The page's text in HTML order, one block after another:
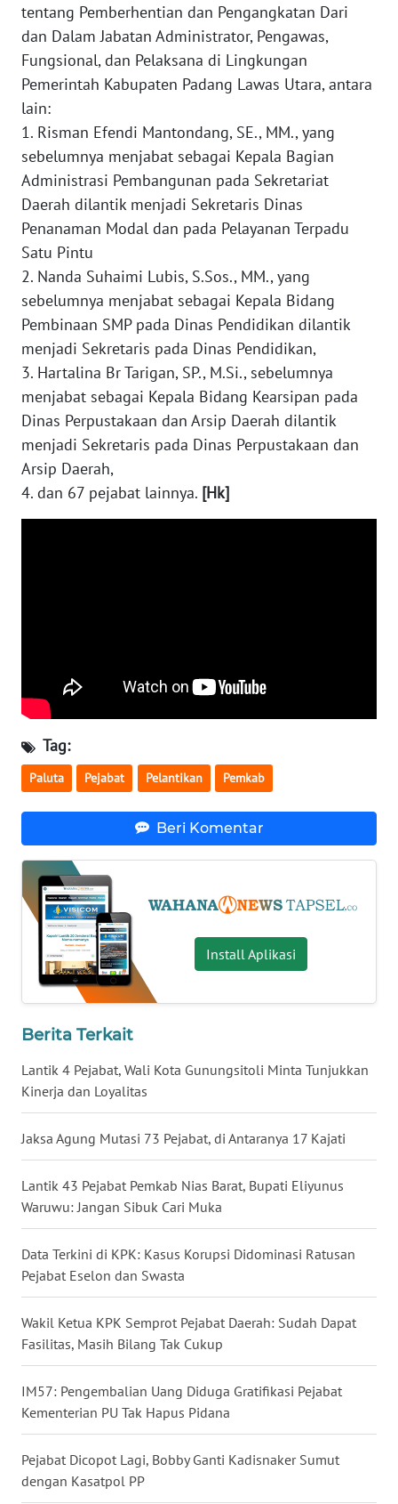
tentang Pemberhentian dan Pengangkatan Dari
dan Dalam Jabatan Administrator, Pengawas,
Fungsional, dan Pelaksana di Lingkungan
Pemerintah Kabupaten Padang Lawas Utara, antara
lain:
1. Risman Efendi Mantondang, SE., MM., yang
sebelumnya menjabat sebagai Kepala Bagian
Administrasi Pembangunan pada Sekretariat
Daerah dilantik menjadi Sekretaris Dinas
Penanaman Modal dan pada Pelayanan Terpadu
Satu Pintu
2. Nanda Suhaimi Lubis, S.Sos., MM., yang
sebelumnya menjabat sebagai Kepala Bidang
Pembinaan SMP pada Dinas Pendidikan dilantik
menjadi Sekretaris pada Dinas Pendidikan,
3. Hartalina Br Tarigan, SP., M.Si., sebelumnya
menjabat sebagai Kepala Bidang Kearsipan pada
Dinas Perpustakaan dan Arsip Daerah dilantik
menjadi Sekretaris pada Dinas Perpustakaan dan
Arsip Daerah,
4. dan 67 pejabat lainnya. [Hk]
Tag:
Paluta Pejabat Pelantikan Pemkab
Beri Komentar
Install Aplikasi
Berita Terkait
Lantik 4 Pejabat, Wali Kota Gunungsitoli Minta Tunjukkan
Kinerja dan Loyalitas
Jaksa Agung Mutasi 73 Pejabat, di Antaranya 17 Kajati
Lantik 43 Pejabat Pemkab Nias Barat, Bupati Eliyunus
Waruwu: Jangan Sibuk Cari Muka
Data Terkini di KPK: Kasus Korupsi Didominasi Ratusan
Pejabat Eselon dan Swasta
Wakil Ketua KPK Semprot Pejabat Daerah: Sudah Dapat
Fasilitas, Masih Bilang Tak Cukup
IM57: Pengembalian Uang Diduga Gratifikasi Pejabat
Kementerian PU Tak Hapus Pidana
Pejabat Dicopot Lagi, Bobby Ganti Kadisnaker Sumut
dengan Kasatpol PP
WN
KALTARA
WN
KALSEL
WN
KALTIM
WN
SULSEL
WN
GORONTALO
WN
SULUT
WN
MALUKU
WN
MALUT
WN
NIAS
WN
WN
TAPANULI
SELATAN
WN
TANJUNG
LESUNG
KARO
WN
SIMALUNGUN
WN
WN
TENGAH
WN DELI
SERDANG
WN
TEBING
WN
PAKPAK